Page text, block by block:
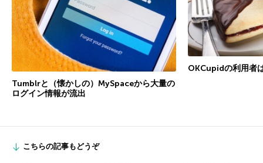
Tumblrと（懐かしの）MySpaceから大量の
ログイン情報が流出
OKCupidの利用者
こちらの記事もどうぞ